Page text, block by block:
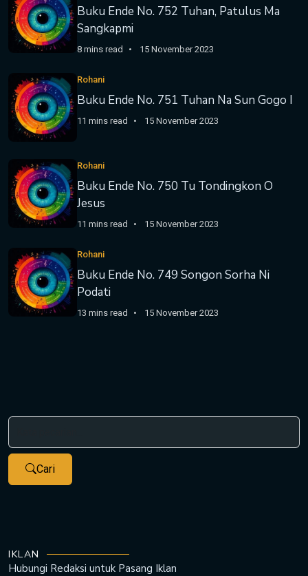
Buku Ende No. 752 Tuhan, Patulus Ma
Sangkapmi
8 mins read 15 November 2023
Rohani
Buku Ende No. 751 Tuhan Na Sun Gogo I
11 mins read 15 November 2023
Rohani
Buku Ende No. 750 Tu Tondingkon O
Jesus
11 mins read 15 November 2023
Rohani
Buku Ende No. 749 Songon Sorha Ni
Podati
13 mins read 15 November 2023
Cari
IKLAN
Hubungi Redaksi untuk Pasang Iklan